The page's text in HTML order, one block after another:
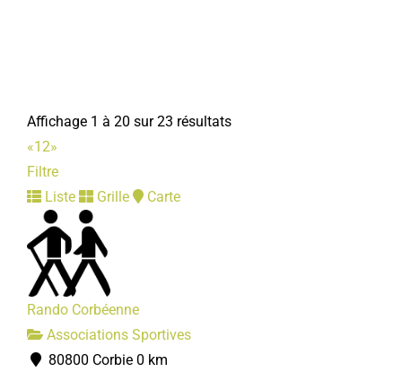
Association pour le don du sang
Associations Diverses
80800 Corbie
06 29 96 83 81
Bruno TOURBIER
Affichage 1 à 20 sur 23 résultats
«12»
Filtre
Liste
Grille Carte
Rando Corbéenne
Associations Sportives
80800 Corbie 0 km